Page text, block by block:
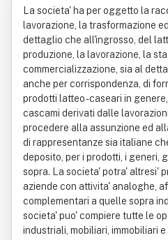
La societa' ha per oggetto la
lavorazione, la trasformazione
dettaglio che all'ingrosso, del
produzione, la lavorazione, la
commercializzazione, sia al
anche per corrispondenza, di
prodotti latteo - caseari in
cascami derivati dalle
procedere alla assunzione ed
di rappresentanze sia italiane
deposito, per i prodotti, i generi,
sopra. La societa' potra' altresi'
aziende con attivita' analoghe,
complementari a quelle sopra
societa' puo' compiere tutte le
industriali, mobiliari, immobiliari